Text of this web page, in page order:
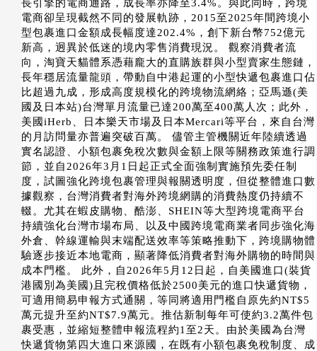
長引擎的電商通路，成長率亦降至3.4%。與此同時，跨境
電商卻呈現截然不同的發展軌跡，2015至2025年間跨境小
型包裹進口金額成長幅度達202.4%，創下新台幣752億元
新高，迥異於低迷的境內零售消費現況。 觀察消費者流
向，淘寶天貓體系憑藉龐大的直購族群與小型賣家生態鏈，
長年穩居流量龍頭，帶動自中港起運的小型快遞包裹進口佔
比超過九成，形成高度規模化的跨境物流網絡；亞馬遜(美
國及日本站)台灣單月流量已達200萬至400萬人次；此外，
美國iHerb、日本樂天市場及日本Mercari等平台，來自台灣
的月訪問量亦普遍突破百萬。 儘管主管機關近年陸續透過
實名認證、小額包裹免稅次數與金額上限等關務政策進行調
節，並自2026年3月1日起正式全面強制實施預先委任制
度，試圖強化跨境包裹管理與報關透明度，但從整體進口數
據觀察，台灣消費者對海外跨境網購的消費熱度仍持續不
輟。尤其在蝦皮購物、酷澎、SHEIN等大型跨境電商平台
持續強化台灣市場布局、以及中國跨境電商業者同步強化海
外倉、幹線運輸與末端配送效率等策略推動下，跨境購物體
驗逐步接近本地電商，顯著降低消費者對海外購物的時間與
成本門檻。 此外，自2026年5月12日起，自美國進口(裝貨
港國別為美國)且完稅價格低於2500美元的進口快遞貨物，
可適用簡易申報方式通關，等同將適用門檻自原先約NT$5
萬元提升至約NT$7.9萬元。推估新制每年可使約3.2萬件包
裹受惠，並縮短整體申報流程約1至2天。由於美國為台灣
快遞貨物第四大進口來源國，在既有小額包裹免稅制度、成